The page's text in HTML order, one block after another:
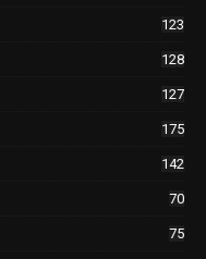
123
128
127
175
142
70
75